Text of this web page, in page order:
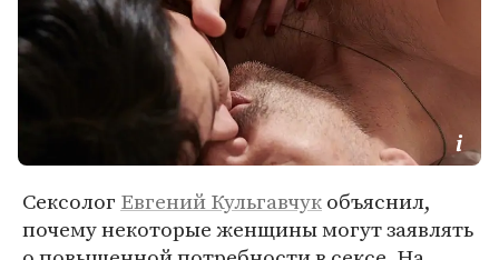
Сексолог Евгений Кульгавчукобъяснил,
почему некоторые женщины могут заявлять